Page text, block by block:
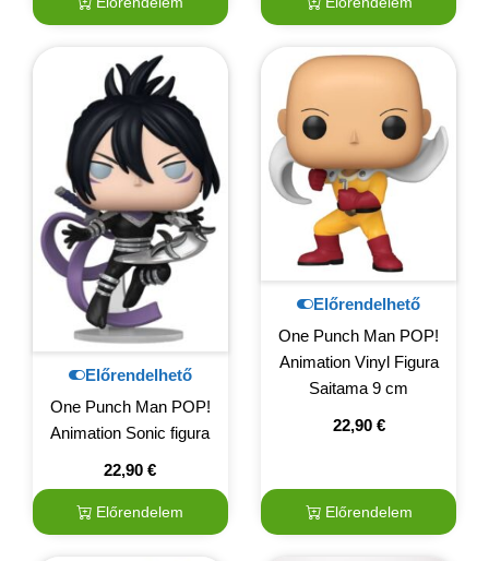
Előrendelhető
One Punch Man POP!
Animation Sonic figura
22,90€
Előrendelem
Előrendelhető
One Punch Man POP!
Animation Vinyl Figura
Saitama 9 cm
22,90 €
Előrendelem